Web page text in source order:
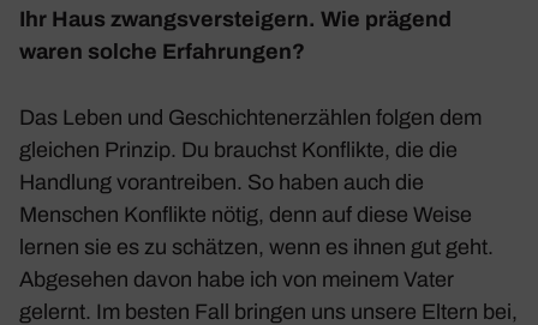
Ihr Haus zwangs­ver­stei­gern. Wie prägend
waren solche Erfah­rungen?
Das Leben und Geschich­ten­er­zählen folgen dem
glei­chen Prinzip. Du brauchst Konflikte, die die
Hand­lung voran­treiben. So haben auch die
Menschen Konflikte nötig, denn auf diese Weise
lernen sie es zu schätzen, wenn es ihnen gut geht.
Abge­sehen davon habe ich von meinem Vater
gelernt. Im besten Fall bringen uns unsere Eltern bei,